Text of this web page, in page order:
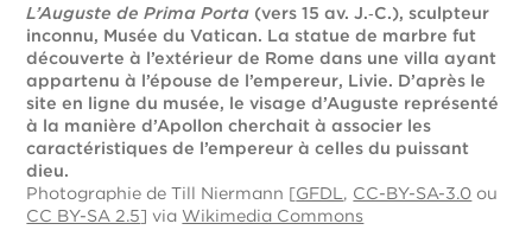
L’Auguste de Prima Porta (vers 15 av. J.‑C.), sculpteur
inconnu, Musée du Vatican. La statue de marbre fut
découverte à l’extérieur de Rome dans une villa ayant
appartenu à l’épouse de l’empereur, Livie. D’après le
site en ligne du musée, le visage d’Auguste représenté
à la manière d’Apollon cherchait à associer les
caractéristiques de l’empereur à celles du puissant
dieu.
Photographie de Till Niermann [GFDL , CC-BY-SA-3.0 ou
CC BY-SA 2.5] viaWikimedia Commons